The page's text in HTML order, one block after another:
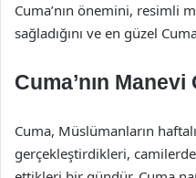
Cuma’nın önemini, resimli
sağladığını ve en güzel
Cuma’nın Manevi
Cuma, Müslümanların
gerçekleştirdikleri,